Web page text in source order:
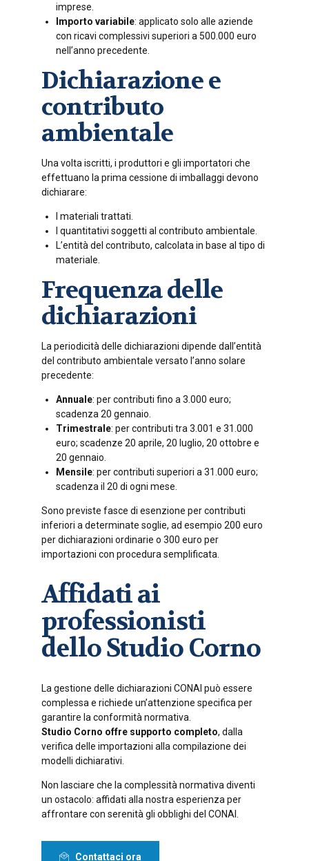
imprese.
Importo variabile: applicato solo alle aziende
con ricavi complessivi superiori a 500.000 euro
nell’anno precedente.
Dichiarazione e
contributo
ambientale
Una volta iscritti, i produttori e gli importatori che
effettuano la prima cessione di imballaggi devono
dichiarare:
I materiali trattati.
I quantitativi soggetti al contributo ambientale.
L’entità del contributo, calcolata in base al tipo di
materiale.
Frequenza delle
dichiarazioni
La periodicità delle dichiarazioni dipende dall’entità
del contributo ambientale versato l’anno solare
precedente:
Annuale: per contributi fino a 3.000 euro;
scadenza 20 gennaio.
Trimestrale: per contributi tra 3.001 e 31.000
euro; scadenze 20 aprile, 20 luglio, 20 ottobre e
20 gennaio.
Mensile: per contributi superiori a 31.000 euro;
scadenza il 20 di ogni mese.
Sono previste fasce di esenzione per contributi
inferiori a determinate soglie, ad esempio 200 euro
per dichiarazioni ordinarie o 300 euro per
importazioni con procedura semplificata.
Affidati ai
professionisti
dello Studio Corno
La gestione delle dichiarazioni CONAI può essere
complessa e richiede un’attenzione specifica per
garantire la conformità normativa.
Studio Corno offre supporto completo, dalla
verifica delle importazioni alla compilazione dei
modelli dichiarativi.
Non lasciare che la complessità normativa diventi
un ostacolo: affidati alla nostra esperienza per
affrontare con serenità gli obblighi del CONAI.
Contattaci ora